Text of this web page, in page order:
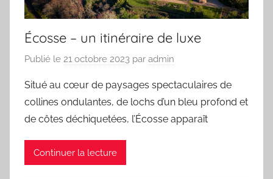
Écosse – un itinéraire de luxe
Publié le 21 octobre 2023 par admin
Situé au cœur de paysages spectaculaires de
collines ondulantes, de lochs d’un bleu profond et
de côtes déchiquetées, l’Écosse apparaît
Continuer la lecture